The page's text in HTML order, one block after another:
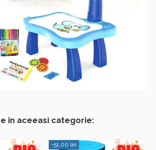
in aceeasi categorie:
-51,00 lei